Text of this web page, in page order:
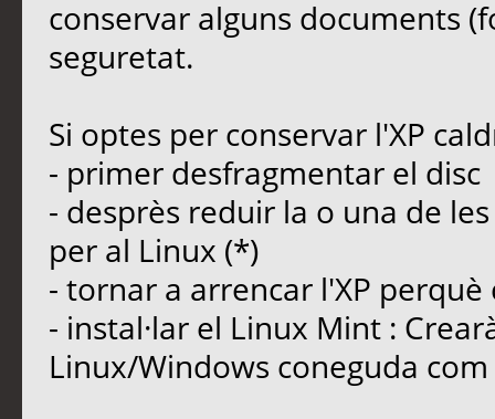
conservar alguns documents
seguretat.
Si optes per conservar l'XP
- primer desfragmentar el disc
- desprès reduir la o una de
per al Linux (*)
- tornar a arrencar l'XP
- instal·lar el Linux Mint :
Linux/Windows coneguda com